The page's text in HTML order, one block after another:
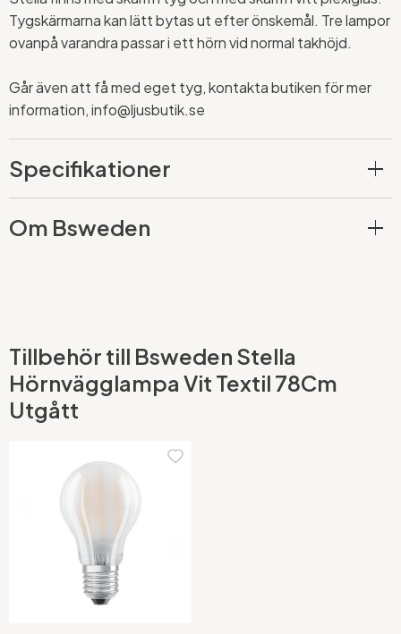
Tygskärmarna kan lätt bytas ut efter önskemål. Tre lampor
ovanpå varandra passar i ett hörn vid normal takhöjd.
Går även att få med eget tyg, kontakta butiken för mer
information, info@ljusbutik.se
Specifikationer
Om Bsweden
Tillbehör till Bsweden Stella
Hörnvägglampa Vit Textil 78Cm
Utgått